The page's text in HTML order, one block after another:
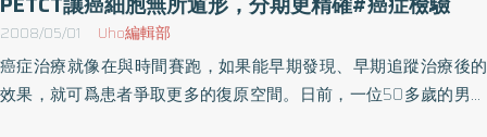
上皮內病變（子宮頸癌前病變）」出現，這時就必須儘快進行切
片，經正確的病理診斷後，給予適切的治療。
2008/05/01 Uho編輯部
癌症治療就像在與時間賽跑，如果能早期發現、早期追蹤治療後的
效果，就可爲患者爭取更多的復原空間。日前，一位50多歲的男子